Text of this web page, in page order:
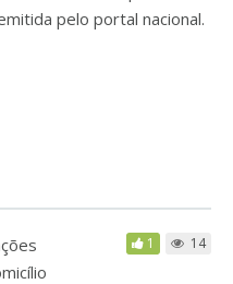
pelo portal nacional.
1 14